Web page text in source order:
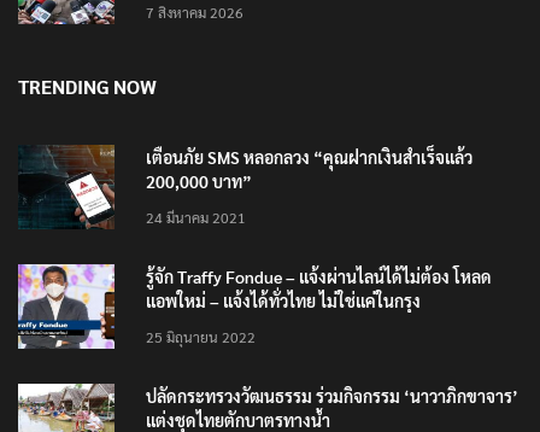
7 สิงหาคม 2026
TRENDING NOW
เตือนภัย SMS หลอกลวง “คุณฝากเงินสำเร็จแล้ว
200,000 บาท”
24 มีนาคม 2021
รู้จัก Traffy Fondue – แจ้งผ่านไลน์ได้ไม่ต้อง โหลด
แอพใหม่ – แจ้งได้ทั่วไทย ไม่ใช่แค่ในกรุง
25 มิถุนายน 2022
ปลัดกระทรวงวัฒนธรรม ร่วมกิจกรรม ‘นาวาภิกขาจาร’
แต่งชุดไทยตักบาตรทางน้ำ